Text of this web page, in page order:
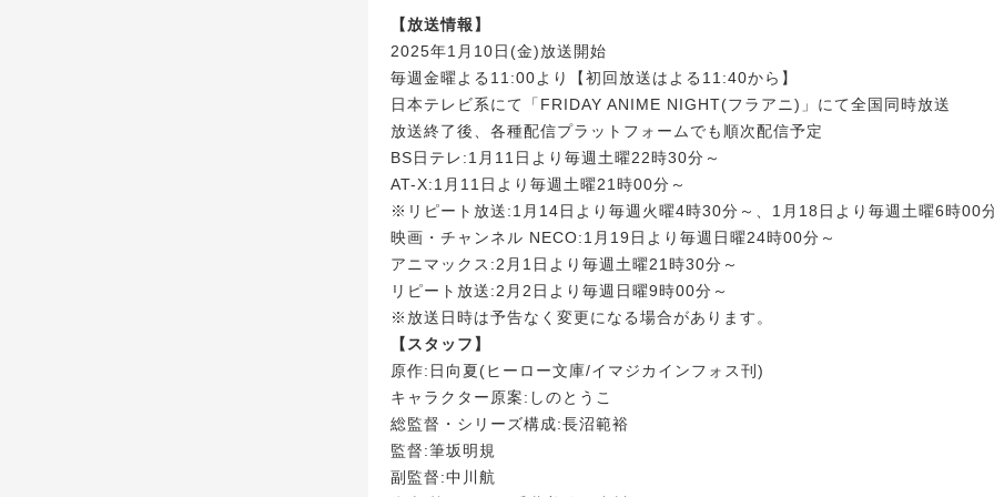
【放送情報】
2025年1月10日(金)放送開始
毎週金曜よる11:00より【初回放送はよる11:40から】
日本テレビ系にて「FRIDAY ANIME NIGHT(フラアニ)」にて全国同時放送
放送終了後、各種配信プラットフォームでも順次配信予定
BS日テレ:1月11日より毎週土曜22時30分～
AT-X:1月11日より毎週土曜21時00分～
※リピート放送:1月14日より毎週火曜4時30分～、1月18日より毎週土曜6時00
映画・チャンネル NECO:1月19日より毎週日曜24時00分～
アニマックス:2月1日より毎週土曜21時30分～
リピート放送:2月2日より毎週日曜9時00分～
※放送日時は予告なく変更になる場合があります。
【スタッフ】
原作:日向夏(ヒーロー文庫/イマジカインフォス刊)
キャラクター原案:しのとうこ
総監督・シリーズ構成:長沼範裕
監督:筆坂明規
副監督:中川航